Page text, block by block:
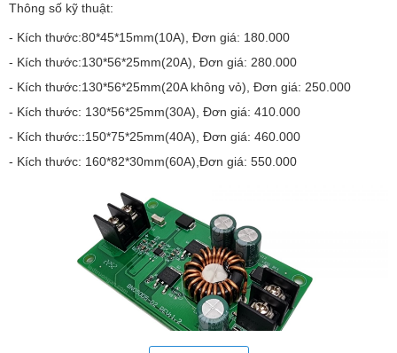
Thông số kỹ thuật:
- Kích thước:80*45*15mm(10A), Đơn giá: 180.000
- Kích thước:130*56*25mm(20A), Đơn giá: 280.000
- Kích thước:130*56*25mm(20A không vỏ), Đơn giá: 250.000
- Kích thước: 130*56*25mm(30A), Đơn giá: 410.000
- Kích thước::150*75*25mm(40A), Đơn giá: 460.000
- Kích thước: 160*82*30mm(60A),Đơn giá: 550.000